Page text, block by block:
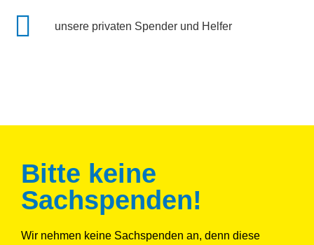
unsere privaten Spender und Helfer
Bitte keine
Sachspenden!
Wir nehmen keine Sachspenden an, denn diese